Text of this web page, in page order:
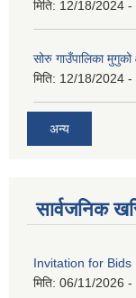
मिति: 12/18/2024 -
सोरु गाउँपालिका
मिति: 12/18/2024 -
अन्य
सार्वजनिक
Invitation for Bids
मिति: 06/11/2026 -